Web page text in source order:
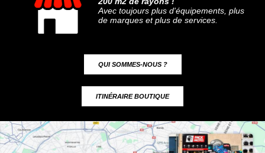
Avec toujours plus d'équipements, plus
de marques et plus de services.
QUI SOMMES-NOUS ?
ITINÉRAIRE BOUTIQUE